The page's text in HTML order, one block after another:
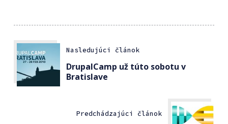
Nasledujúci článok
DrupalCamp už túto sobotu v
Bratislave
Predchádzajúci článok